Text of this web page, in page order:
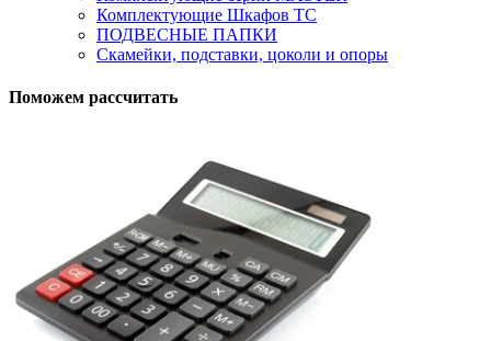
Комплектующие Шкафов ТС
ПОДВЕСНЫЕ ПАПКИ
Скамейки, подставки, цоколи и опоры
Поможем рассчитать